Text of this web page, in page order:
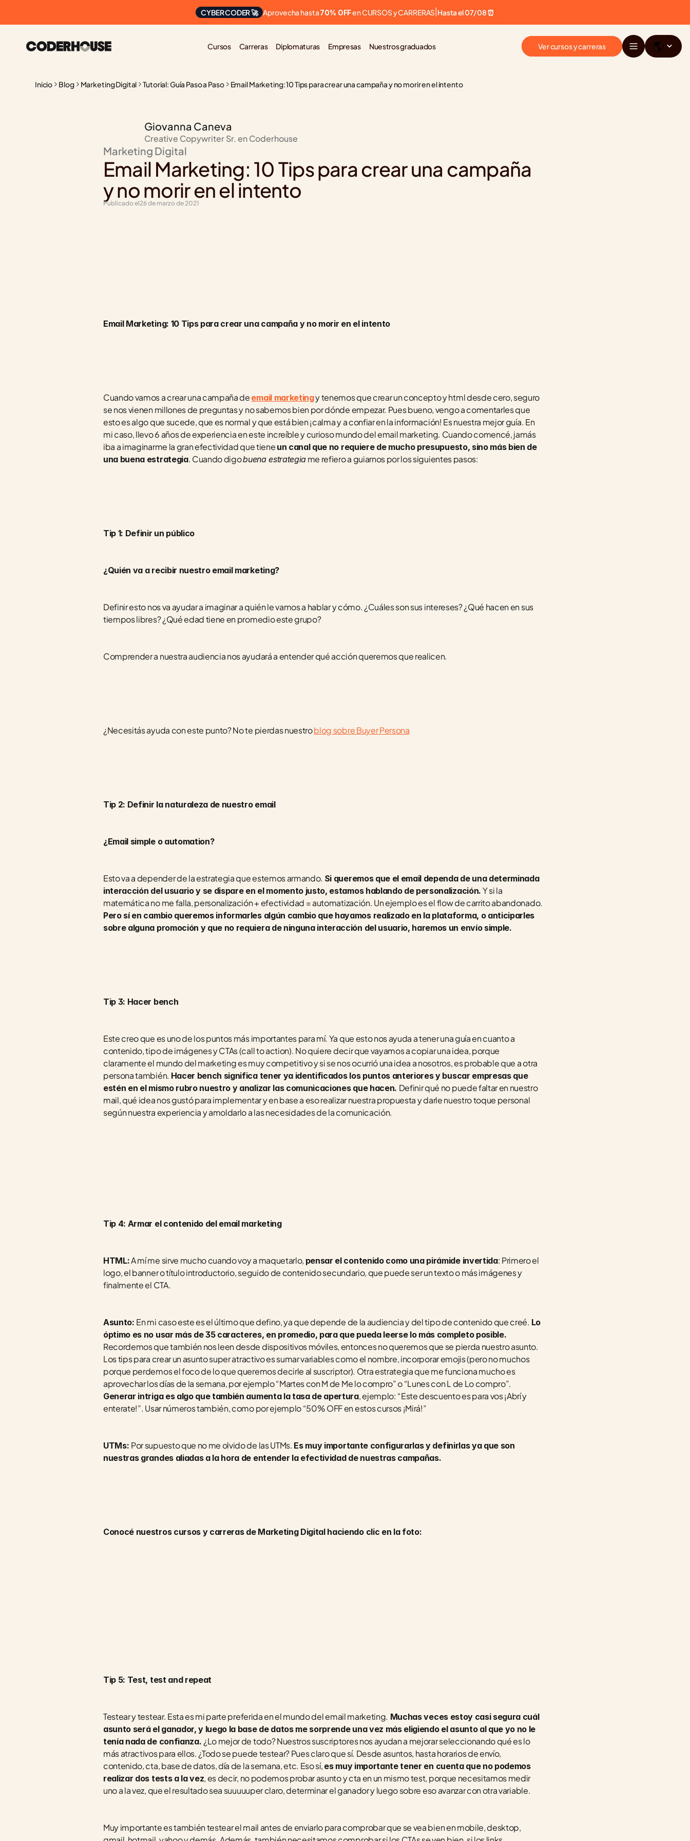
CYBER CODER 🚀 Aprovecha hasta 70% OFF en CURSOS y CARRERAS Hasta el 07/08 ⏰
Cursos Carreras Diplomaturas Empresas Nuestros graduados Ver cursos y carreras 🌎
Inicio Blog Marketing Digital Tutorial: Guía Paso a Paso Email Marketing: 10 Tips para crear una campaña y no morir en el intento
Giovanna Caneva
Creative Copywriter Sr. en Coderhouse
Marketing Digital
Email Marketing: 10 Tips para crear una campaña
y no morir en el intento
Publicado el26 de marzo de 2021
Email Marketing: 10 Tips para crear una campaña y no morir en el intento
Cuando vamos a crear una campaña de email marketing y tenemos que crear un concepto y html desde cero, seguro
se nos vienen millones de preguntas y no sabemos bien por dónde empezar. Pues bueno, vengo a comentarles que
esto es algo que sucede, que es normal y que está bien ¡calma y a confiar en la información! Es nuestra mejor guía. En
mi caso, llevo 6 años de experiencia en este increíble y curioso mundo del email marketing. Cuando comencé, jamás
iba a imaginarme la gran efectividad que tiene un canal que no requiere de mucho presupuesto, sino más bien de
una buena estrategia. Cuando digo buena estrategia me refiero a guiarnos por los siguientes pasos:
Tip 1: Definir un público
¿Quién va a recibir nuestro email marketing?
Definir esto nos va ayudar a imaginar a quién le vamos a hablar y cómo. ¿Cuáles son sus intereses? ¿Qué hacen en sus
tiempos libres? ¿Qué edad tiene en promedio este grupo?
Comprender a nuestra audiencia nos ayudará a entender qué acción queremos que realicen.
¿Necesitás ayuda con este punto? No te pierdas nuestro blog sobre Buyer Persona
Tip 2: Definir la naturaleza de nuestro email
¿Email simple o automation?
Esto va a depender de la estrategia que estemos armando. Si queremos que el email dependa de una determinada
interacción del usuario y se dispare en el momento justo, estamos hablando de personalización. Y si la
Pero sí en cambio queremos informarles algún cambio que hayamos realizado en la plataforma, o anticiparles
sobre alguna promoción y que no requiera de ninguna interacción del usuario, haremos un envío simple.
Tip 3: Hacer bench
Este creo que es uno de los puntos más importantes para mí. Ya que esto nos ayuda a tener una guía en cuanto a
contenido, tipo de imágenes y CTAs (call to action). No quiere decir que vayamos a copiar una idea, porque
claramente el mundo del marketing es muy competitivo y si se nos ocurrió una idea a nosotros, es probable que a otra
persona también. Hacer bench significa tener ya identificados los puntos anteriores y buscar empresas que
estén en el mismo rubro nuestro y analizar las comunicaciones que hacen. Definir qué no puede faltar en nuestro
mail, qué idea nos gustó para implementar y en base a eso realizar nuestra propuesta y darle nuestro toque personal
según nuestra experiencia y amoldarlo a las necesidades de la comunicación.
Tip 4: Armar el contenido del email marketing
HTML: A mí me sirve mucho cuando voy a maquetarlo, pensar el contenido como una pirámide invertida: Primero el
logo, el banner o título introductorio, seguido de contenido secundario, que puede ser un texto o más imágenes y
finalmente el CTA.
Asunto: En mi caso este es el último que defino, ya que depende de la audiencia y del tipo de contenido que creé. Lo
óptimo es no usar más de 35 caracteres, en promedio, para que pueda leerse lo más completo posible.
Recordemos que también nos leen desde dispositivos móviles, entonces no queremos que se pierda nuestro asunto.
Los tips para crear un asunto super atractivo es sumar variables como el nombre, incorporar emojis (pero no muchos
porque perdemos el foco de lo que queremos decirle al suscriptor). Otra estrategia que me funciona mucho es
Generar intriga es algo que también aumenta la tasa de apertura, ejemplo: “Este descuento es para vos ¡Abrí y
enterate!”. Usar números también, como por ejemplo “50% OFF en estos cursos ¡Mirá!”
UTMs: Por supuesto que no me olvido de las UTMs. Es muy importante configurarlas y definirlas ya que son
nuestras grandes aliadas a la hora de entender la efectividad de nuestras campañas.
Conocé nuestros cursos y carreras de Marketing Digital haciendo clic en la foto:
Tip 5: Test, test and repeat
Testear y testear. Esta es mi parte preferida en el mundo del email marketing. Muchas veces estoy casi segura cuál
asunto será el ganador, y luego la base de datos me sorprende una vez más eligiendo el asunto al que yo no le
tenía nada de confianza. ¿Lo mejor de todo? Nuestros suscriptores nos ayudan a mejorar seleccionando qué es lo
más atractivos para ellos. ¿Todo se puede testear? Pues claro que sí. Desde asuntos, hasta horarios de envío,
contenido, cta, base de datos, día de la semana, etc. Eso sí, es muy importante tener en cuenta que no podemos
realizar dos tests a la vez, es decir, no podemos probar asunto y cta en un mismo test, porque necesitamos medir
uno a la vez, que el resultado sea suuuuuper claro, determinar el ganador y luego sobre eso avanzar con otra variable.
Muy importante es también testear el mail antes de enviarlo para comprobar que se vea bien en mobile, desktop,